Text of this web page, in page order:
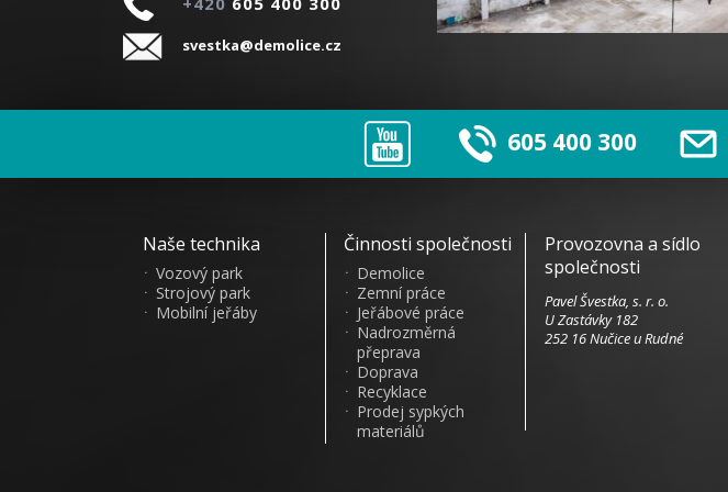
svestka@demolice.cz
605 400 300
Naše technika
Vozový park
Strojový park
Mobilní jeřáby
Činnosti společnosti
Demolice
Zemní práce
Jeřábové práce
Nadrozměrná
přeprava
Doprava
Recyklace
Prodej sypkých
materiálů
Provozovna a sídlo
společnosti
Pavel Švestka, s. r. o.
U Zastávky 182
252 16 Nučice u Rudné